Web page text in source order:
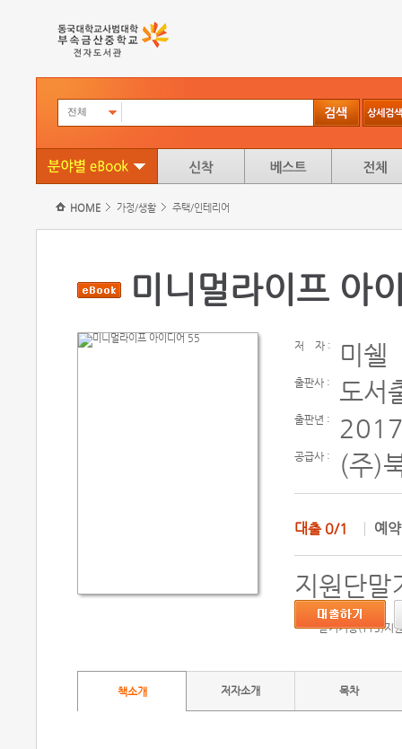
전체
HOME 가정/생활 주택/인테리어
미니멀라이프 아
저 자 : 미쉘
출판사 : 도서
출판년 :
공급사 : (주)
대출 0/1 예
지원단말
듣기기능(TTS)지
책소개 저자소개 목차